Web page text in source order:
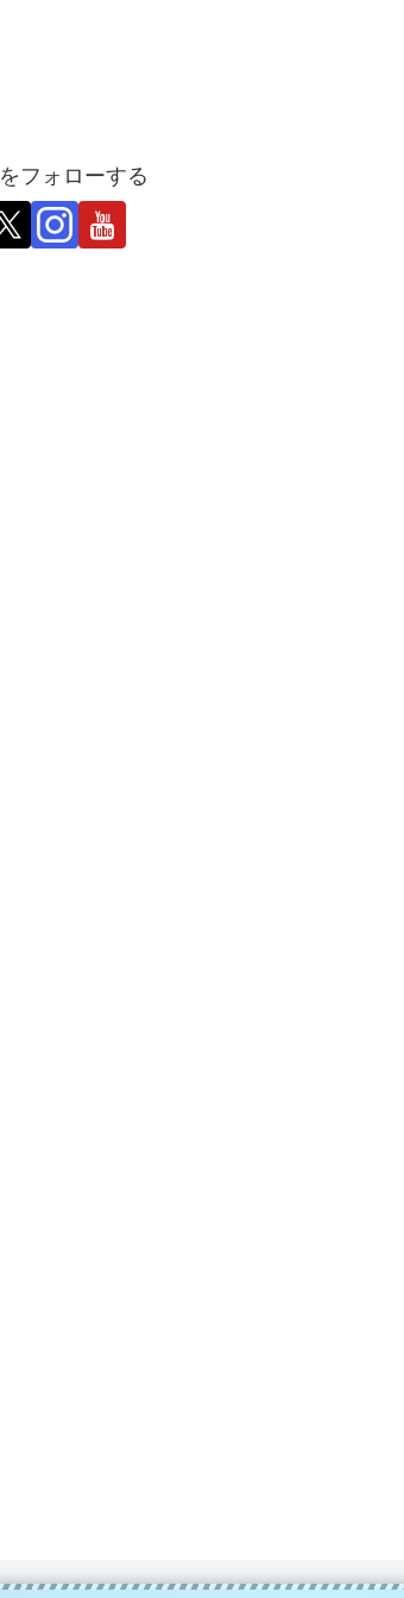
フォローする